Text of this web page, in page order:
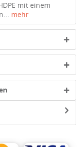
mit einem
mehr